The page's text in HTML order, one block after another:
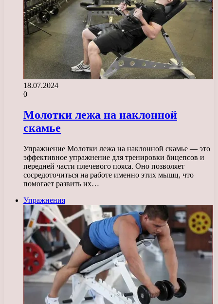
18.07.2024
0
Молотки лежа на наклонной
скамье
Упражнение Молотки лежа на наклонной скамье — это
эффективное упражнение для тренировки бицепсов и
передней части плечевого пояса. Оно позволяет
сосредоточиться на работе именно этих мышц, что
помогает развить их…
Упражнения